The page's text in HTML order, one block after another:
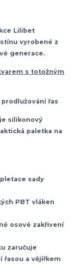
Lilibet
vyrobené z
generace.
s totožným
řas
silikonový
paletka na
sady
PBT vláken
osové zakřivení
zaručuje
řasou a vějířkem